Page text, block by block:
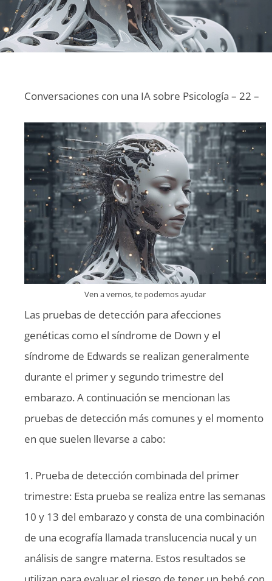
Conversaciones con una IA sobre Psicología – 22 –
Ven a vernos, te podemos ayudar
Las pruebas de detección para afecciones
genéticas como el síndrome de Down y el
síndrome de Edwards se realizan generalmente
durante el primer y segundo trimestre del
embarazo. A continuación se mencionan las
pruebas de detección más comunes y el momento
en que suelen llevarse a cabo:
1. Prueba de detección combinada del primer
trimestre: Esta prueba se realiza entre las semanas
10 y 13 del embarazo y consta de una combinación
de una ecografía llamada translucencia nucal y un
análisis de sangre materna. Estos resultados se